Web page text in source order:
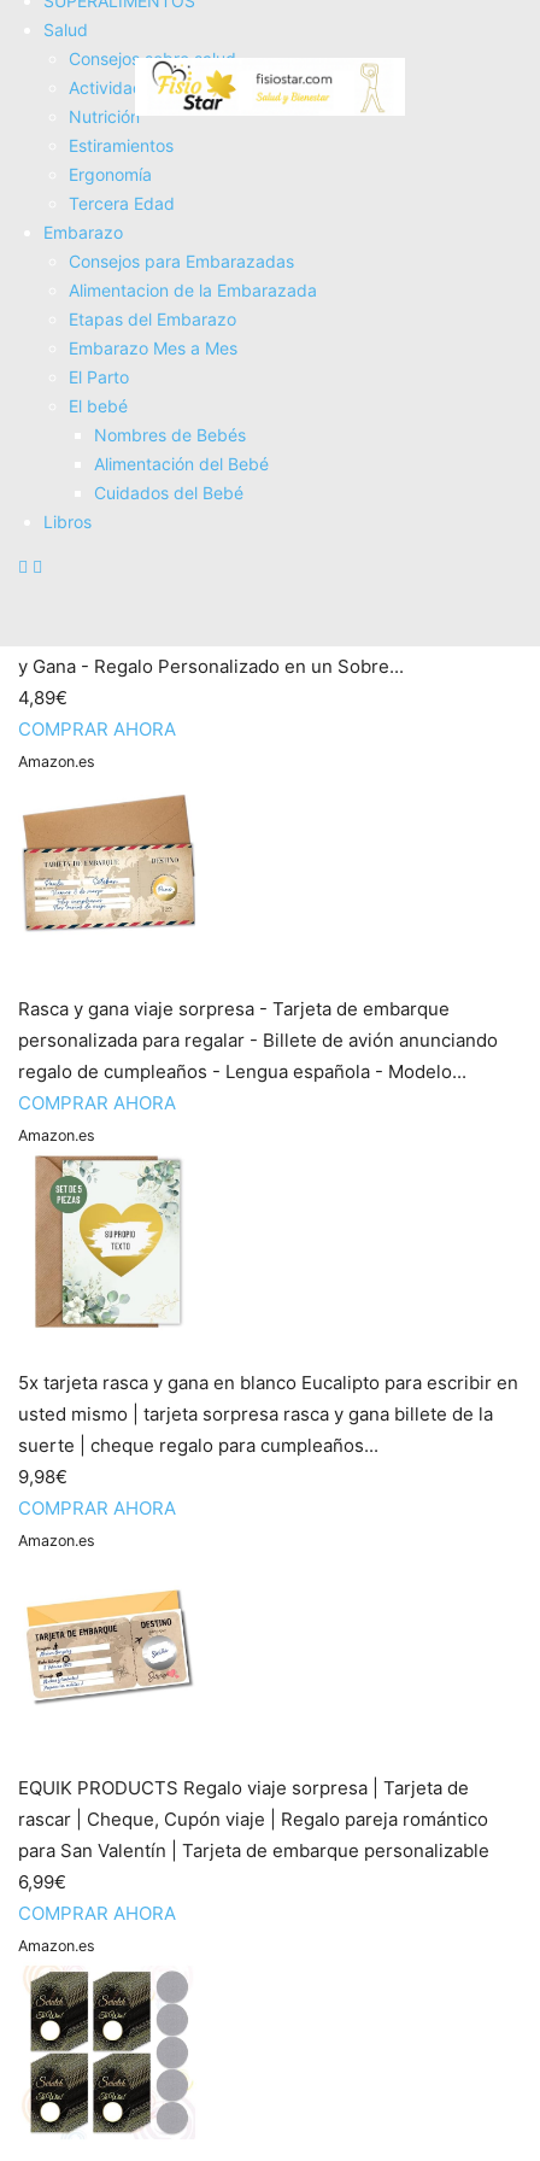
Salud
Consejos sobre salud
Actividad Fí­sica
Nutrición
Estiramientos
Ergonomí­a
Tercera Edad
Embarazo
Consejos para Embarazadas
Alimentacion de la Embarazada
Etapas del Embarazo
Embarazo Mes a Mes
El Parto
El bebé
Nombres de Bebés
Alimentación del Bebé
Cuidados del Bebé
Libros
El proceso es muy sencillo, simplemente tienes que
hacerte fan de la página de
participar en el concurso y compartirlo en el muro de tu
perfil de Facebook ¡así de fácil!
No dejes escapar la oportunidad de renovar tu armario de
invierno en una de nuestras tiendas favoritas ¡Tienes hasta
el 19 de Noviembre para participar! ¿A qué esperas?
Participa.
https://apps.facebook.com/easypromos/promotions/118463
y Gana - Regalo Personalizado en un Sobre...
4,89€
COMPRAR AHORA
Amazon.es
Rasca y gana viaje sorpresa - Tarjeta de embarque
personalizada para regalar - Billete de avión anunciando
regalo de cumpleaños - Lengua española - Modelo...
COMPRAR AHORA
Amazon.es
5x tarjeta rasca y gana en blanco Eucalipto para escribir en
usted mismo | tarjeta sorpresa rasca y gana billete de la
suerte | cheque regalo para cumpleaños...
9,98€
COMPRAR AHORA
Amazon.es
EQUIK PRODUCTS Regalo viaje sorpresa | Tarjeta de
rascar | Cheque, Cupón viaje | Regalo pareja romántico
para San Valentín | Tarjeta de embarque personalizable
6,99€
COMPRAR AHORA
Amazon.es